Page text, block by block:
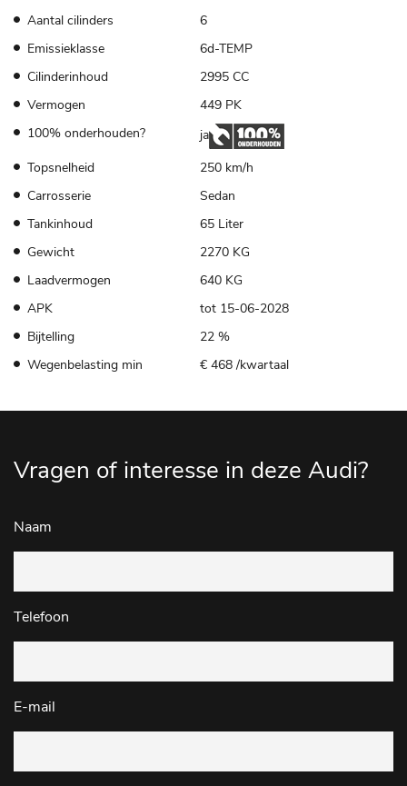
Aantal cilinders
6
Emissieklasse
6d-TEMP
Cilinderinhoud
2995 CC
Vermogen
449 PK
100% onderhouden?
ja
Topsnelheid
250 km/h
Carrosserie
Sedan
Tankinhoud
65 Liter
Gewicht
2270 KG
Laadvermogen
640 KG
APK
tot 15-06-2028
Bijtelling
22 %
Wegenbelasting min
€ 468 /kwartaal
Vragen of interesse in deze Audi?
Naam
Telefoon
E-mail